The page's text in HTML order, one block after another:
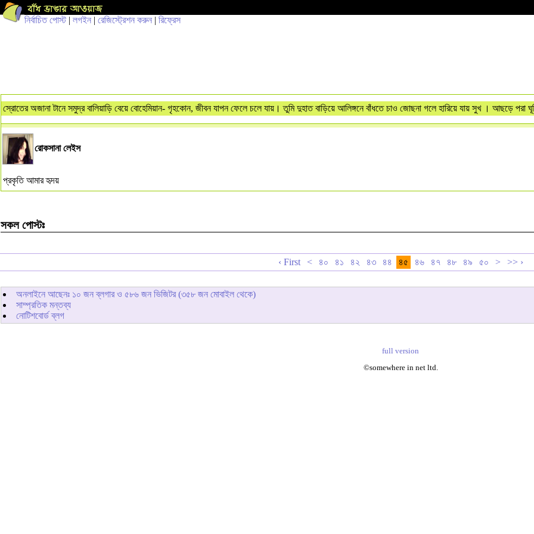
নির্বাচিত পোস্ট| লগইন | রেজিস্ট্রেশন করুন | রিফ্রেস
স্রোতের অজানা টানে সমুদ্র বালিয়াড়ি বেয়ে বোহেমিয়ান- গৃহকোন, জীবন যাপন ফেলে চলে যায়। তুমি দুহাত বাড়িয়ে আলিঙ্গনে বাঁধতে চাও জোছনা গলে হারিয়ে যায় সুখ । আছড়ে পরা
রোকসানা লেইস
প্রকৃতি আমার হৃদয়
সকল পোস্টঃ
‹ First < ৪০ ৪১ ৪২ ৪৩ ৪৪ ৪৫ ৪৬ ৪৭ ৪৮ ৪৯ ৫০ > >> ›
অনলাইনে আছেনঃ ১০ জন ব্লগার ও ৫৮৬ জন ভিজিটর (৩৫৮ জন মোবাইল থেকে)
সাম্প্রতিক মন্তব্য
নোটিশবোর্ড ব্লগ
full version
©somewhere in net ltd.